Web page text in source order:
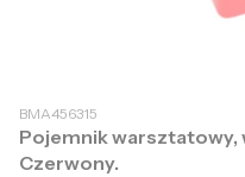
BMA456315
Pojemnik warsztatowy,
Czerwony.